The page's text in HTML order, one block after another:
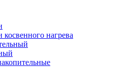
косвенного нагрева